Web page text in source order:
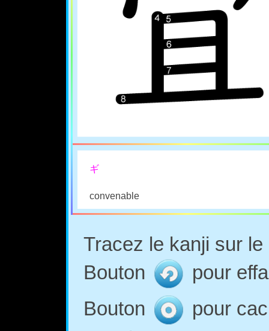
ギ
convenable
Tracez le kanji sur
Bouton
pour
Bouton
pour